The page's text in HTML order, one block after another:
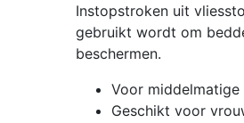
Instopstroken uit
gebruikt wordt om
beschermen.
Voor
Geschikt voor